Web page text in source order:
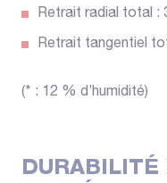
Retrait radial total :
Retrait tangentiel
(* : 12 % d’humidité)
DURABILITÉ